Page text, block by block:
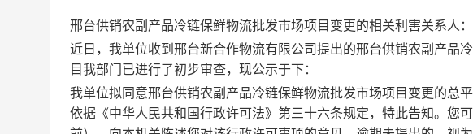
邢台供销农副产品冷链保鲜物流批发市场项目变更的相关利害关系人：
近日，我单位收到邢台新合作物流有限公司提出的邢台供销农副产品
目我部门已进行了初步审查，现公示于下：
我单位拟同意邢台供销农副产品冷链保鲜物流批发市场项目变更的总
依据《中华人民共和国行政许可法》第三十六条规定，特此告知。您